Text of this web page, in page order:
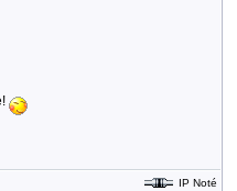
IP Noté